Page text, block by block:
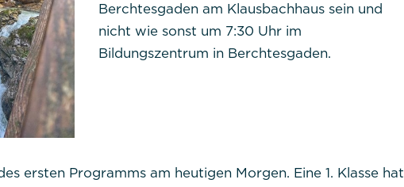
Berchtesgaden am Klausbachhaus sein und
nicht wie sonst um 7:30 Uhr im
Bildungszentrum in Berchtesgaden.
ersten Programms am heutigen Morgen. Eine 1. Klasse hat